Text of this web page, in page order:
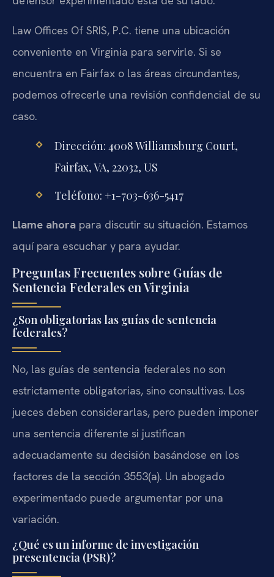
Law Offices Of SRIS, P.C. tiene una ubicación
conveniente en Virginia para servirle. Si se
encuentra en Fairfax o las áreas circundantes,
podemos ofrecerle una revisión confidencial de su
caso.
Dirección: 4008 Williamsburg Court,
Fairfax, VA, 22032, US
Teléfono: +1-703-636-5417
Llame ahora para discutir su situación. Estamos
aquí para escuchar y para ayudar.
Preguntas Frecuentes sobre Guías de
Sentencia Federales en Virginia
¿Son obligatorias las guías de sentencia
federales?
No, las guías de sentencia federales no son
estrictamente obligatorias, sino consultivas. Los
jueces deben considerarlas, pero pueden imponer
una sentencia diferente si justifican
adecuadamente su decisión basándose en los
factores de la sección 3553(a). Un abogado
experimentado puede argumentar por una
variación.
¿Qué es un informe de investigación
presentencia (PSR)?